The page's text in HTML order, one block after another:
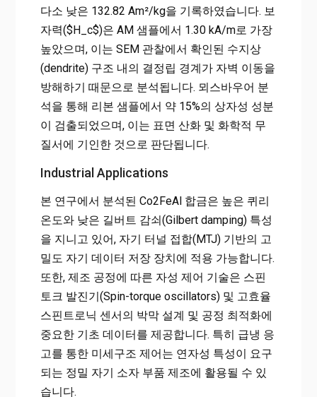
다소 낮은 132.82 Am²/kg을 기록하였습니다. 보
자력($H_c$)은 AM 샘플에서 1.30 kA/m로 가장
높았으며, 이는 SEM 관찰에서 확인된 수지상
(dendrite) 구조 내의 결정립 경계가 자벽 이동을
방해하기 때문으로 분석됩니다. 뫼스바우어 분
석을 통해 리본 샘플에서 약 15%의 상자성 성분
이 검출되었으며, 이는 표면 산화 및 화학적 무
질서에 기인한 것으로 판단됩니다.
Industrial Applications
본 연구에서 분석된 Co2FeAl 합금은 높은 퀴리
온도와 낮은 길버트 감쇠(Gilbert damping) 특성
을 지니고 있어, 자기 터널 접합(MTJ) 기반의 고
밀도 자기 데이터 저장 장치에 적용 가능합니다.
또한, 제조 공정에 따른 자성 제어 기술은 스핀
토크 발진기(Spin-torque oscillators) 및 고효율
스핀트로닉 센서의 박막 설계 및 공정 최적화에
중요한 기초 데이터를 제공합니다. 특히 급냉 응
고를 통한 미세구조 제어는 연자성 특성이 요구
되는 정밀 자기 소자 부품 제조에 활용될 수 있
습니다.